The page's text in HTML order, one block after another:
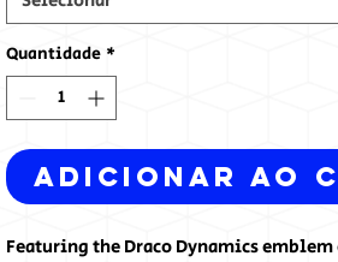
Quantidade *
Adicionar ao
Featuring the Draco Dynamics